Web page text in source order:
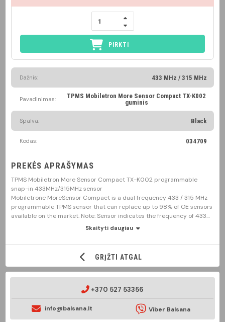
PIRKTI
Dažnis: 433 MHz / 315 MHz
Pavadinimas:
TPMS Mobiletron More Sensor Compact TX-K002
guminis
Spalva: Black
Kodas: 034709
PREKĖS APRAŠYMAS
TPMS Mobiletron More Sensor Compact TX-K002 programmable
snap-in 433MHz/315MHz sensor
Mobiletrone MoreSensor Compact is a dual frequency 433 / 315 MHz
programmable TPMS sensor that can replace up to 98% of OE sensors
available on the market. Note: Sensor indicates the frequency of 433
MHz. We ensure that the sensor works at two frequencies, i.e. 315 MHz
ABARTH 124 2016-2020 BHB637140 (433MHz) TX-C001/TX-C002 TX-
S183
ABARTH Grande Punto 2007-2010 51839114 (433MHz) TX-C001/TX-
C002 TX-S138
ABARTH Punto Evo 2010-2012 51839114 (433MHz) TX-C001/TX-C002
Skaityti daugiau
GRĮŽTI ATGAL
+370 527 53356
info@balsana.lt Viber Balsana